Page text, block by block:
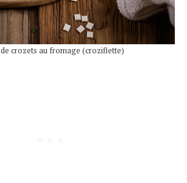
crozets au fromage (croziflette)